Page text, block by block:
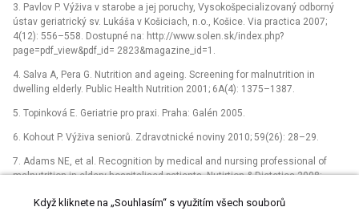
3. Pavlov P. Výživa v starobe a jej poruchy, Vysokošpecializovaný odborný
ústav geriatrický sv. Lukáša v Košiciach, n.o., Košice. Via practica 2007;
4(12): 556–558. Dostupné na: http://www.solen.sk/index.php?
page=pdf_view&pdf_id= 2823&magazine_id=1.
4. Salva A, Pera G. Nutrition and ageing. Screening for malnutrition in
dwelling elderly. Public Health Nutrition 2001; 6A(4): 1375–1387.
5. Topinková E. Geriatrie pro praxi. Praha: Galén 2005.
6. Kohout P. Výživa seniorů. Zdravotnické noviny 2010; 59(26): 28–29.
7. Adams NE, et al. Recognition by medical and nursing professional of
malnutrition in eldery hospitalised patients. Nutirtion & Dietetics 2008;
Když kliknete na „Souhlasím“ s využitím všech souborů